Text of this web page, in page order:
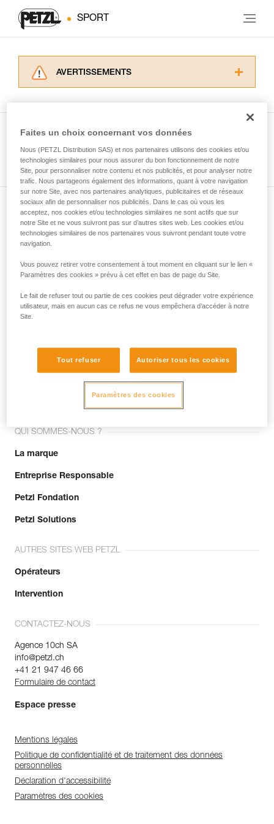
SPORT
AVERTISSEMENTS
informations de la notice technique pour
d’informations.
Maîtriser ces techniques nécessite une
formation et un entraînement spécifique. Validez
avec un professionnel votre capacité à refaire
la manipulation, seul, en toute sécurité, avant
de la reproduire en autonomie.
Nous donnons des exemples de techniques
Voir tous les conseils
Abonnez-vous à la newsletter
et restez connecté à notre actualité
Email *
Rejoignez la communauté !
QUI SOMMES-NOUS ?
La marque
Entreprise Responsable
Petzl Fondation
Petzl Solutions
AUTRES SITES WEB PETZL
Opérateurs
Intervention
CONTACTEZ-NOUS
Agence 10ch SA
info@petzl.ch
+41 21 947 46 66
Formulaire de contact
Espace presse
Mentions légales
Politique de confidentialité et de traitement des données
personnelles
Déclaration d'accessibilité
Paramètres des cookies
Faites un choix concernant vos données
Nous (PETZL Distribution SAS) et nos partenaires utilisons des cookies et/ou
technologies similaires pour nous assurer du bon fonctionnement de notre
Site, pour personnaliser notre contenu et nos publicités, et pour analyser notre
trafic. Nous partageons également des informations, quant à votre navigation
sur notre Site, avec nos partenaires analytiques, publicitaires et de réseaux
sociaux afin de personnaliser nos publicités. Dans le cas où vous les
acceptez, nos cookies et/ou technologies similaires ne sont actifs que sur
notre Site et ne vous suivront pas sur d’autres sites web. Les cookies et/ou
technologies similaires de nos partenaires vous suivront pendant toute votre
navigation.
Vous pouvez retirer votre consentement à tout moment en cliquant sur le lien «
Paramètres des cookies » prévu à cet effet en bas de page du Site.
Le fait de refuser tout ou partie de ces cookies peut dégrader votre expérience
utilisateur, mais en aucun cas ce refus ne vous empêchera d’accéder à notre
Site.
Tout refuser Autoriser tous les cookies
Paramètres des cookies